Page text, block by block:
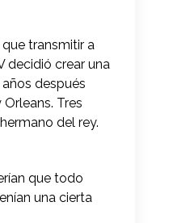
transmitir a
decidió crear una
después
Tres
del rey.
que todo
una cierta